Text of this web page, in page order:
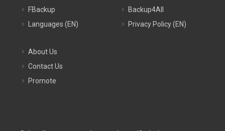
FBackup
Languages (EN)
Backup4All
Privacy Policy (EN)
About Us
Contact Us
Promote